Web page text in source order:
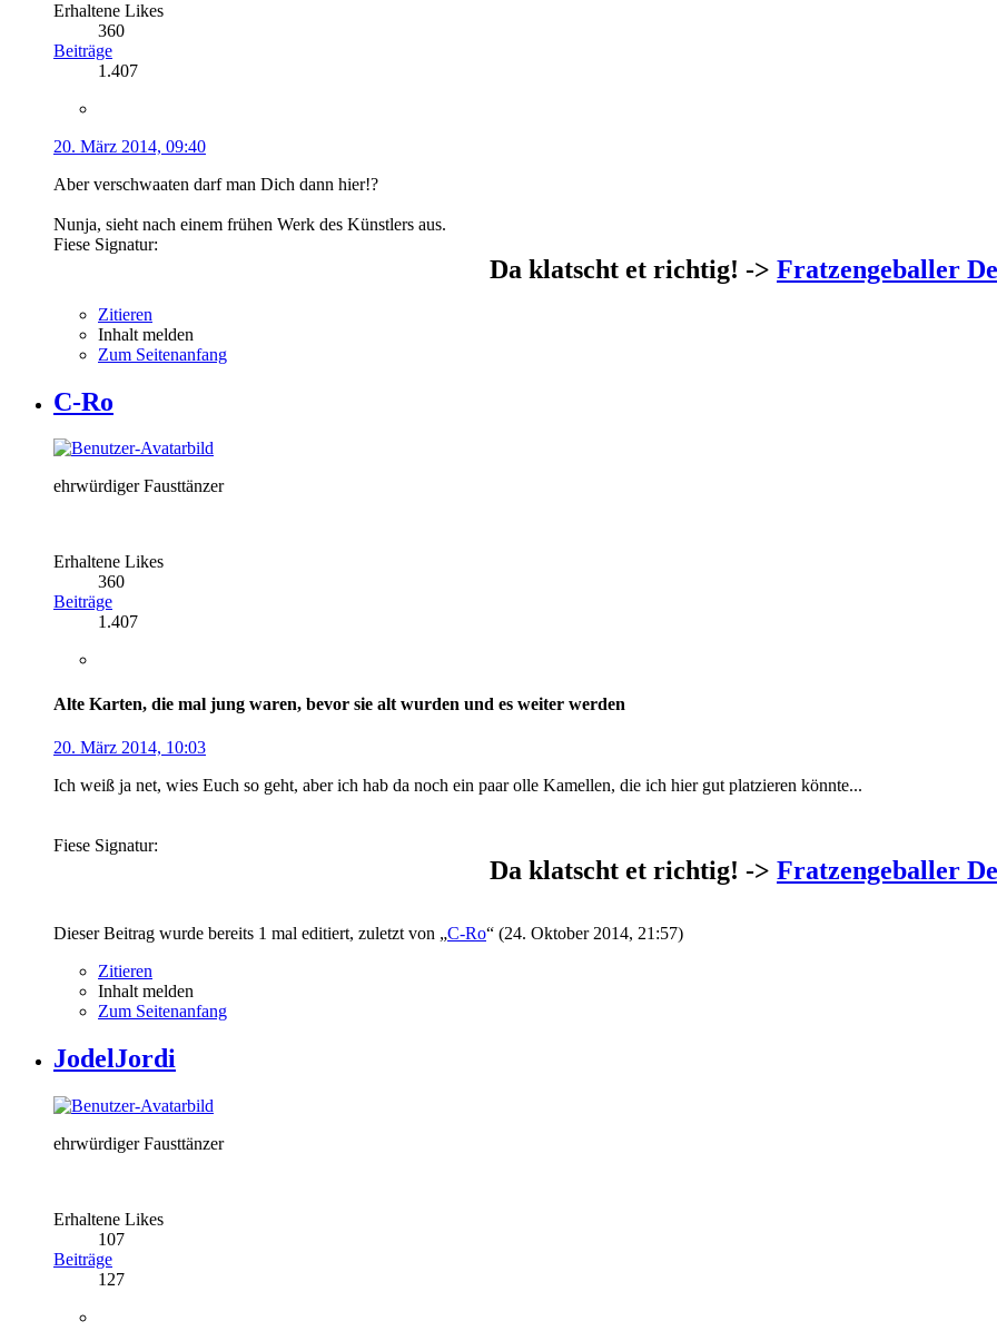
Erhaltene Likes
360
Beiträge
1.407
20. März 2014, 09:40
Aber verschwaaten darf man Dich dann hier!?
Nunja, sieht nach einem frühen Werk des Künstlers aus.
Fiese Signatur:
Da klatscht et richtig! -> Fratzengeballer
Zitieren
Inhalt melden
Zum Seitenanfang
C-Ro
ehrwürdiger Fausttänzer
Erhaltene Likes
360
Beiträge
1.407
Alte Karten, die mal jung waren, bevor sie alt wurden und es weiter werden
20. März 2014, 10:03
Ich weiß ja net, wies Euch so geht, aber ich hab da noch ein paar olle Kamellen, die ich hier gut platzieren könnte...
Fiese Signatur:
Da klatscht et richtig! -> Fratzengeballer
Dieser Beitrag wurde bereits 1 mal editiert, zuletzt von „C-Ro“ (24. Oktober 2014, 21:57)
Zitieren
Inhalt melden
Zum Seitenanfang
JodelJordi
ehrwürdiger Fausttänzer
Erhaltene Likes
107
Beiträge
127